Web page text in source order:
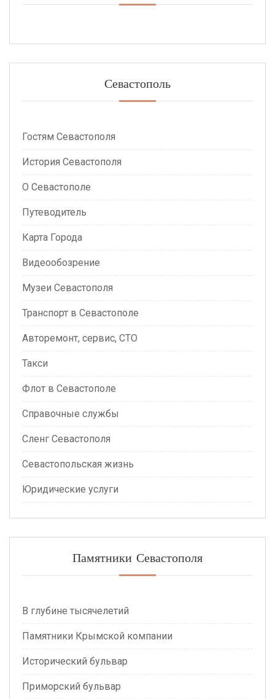
Севастополь
Гостям Севастополя
История Севастополя
О Севастополе
Путеводитель
Карта Города
Видеообозрение
Музеи Севастополя
Транспорт в Севастополе
Авторемонт, сервис, СТО
Такси
Флот в Севастополе
Справочные службы
Сленг Севастополя
Севастопольская жизнь
Юридические услуги
Памятники Севастополя
В глубине тысячелетий
Памятники Крымской компании
Исторический бульвар
Приморский бульвар